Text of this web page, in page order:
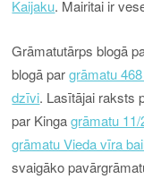
Kaijaku. Mairitai ir
Grāmatutārps blogā
blogā pargrāmatu
dzīvi. Lasītājai raksts
par Kingagrāmatu 11/
grāmatu Vieda vīra
svaigāko